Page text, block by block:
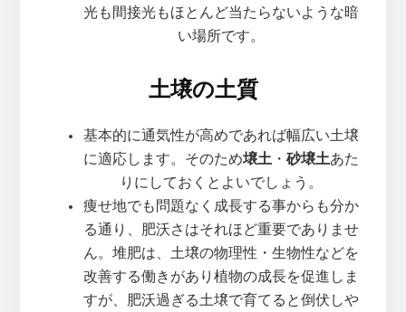
光も間接光もほとんど当たらないような暗
い場所です。
土壌の土質
基本的に通気性が高めであれば幅広い土壌
に適応します。そのため壌土 ・ 砂壌土あた
りにしておくとよいでしょう。
痩せ地でも問題なく成長する事からも分か
る通り、肥沃さはそれほど重要でありませ
ん。堆肥は、土壌の物理性・生物性などを
改善する働きがあり植物の成長を促進しま
すが、肥沃過ぎる土壌で育てると倒伏しや